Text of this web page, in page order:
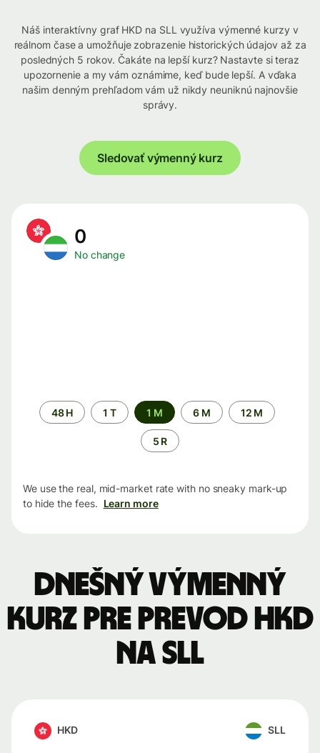
Náš interaktívny graf HKD na SLL využíva výmenné kurzy v
reálnom čase a umožňuje zobrazenie historických údajov až za
posledných 5 rokov. Čakáte na lepší kurz? Nastavte si teraz
upozornenie a my vám oznámime, keď bude lepší. A vďaka
našim denným prehľadom vám už nikdy neuniknú najnovšie
správy.
Sledovať výmenný kurz
0
No change
Time
period
48 H 1 T 1 M 6 M 12 M
5 R
We use the real, mid-market rate with no sneaky mark-up
to hide the fees. Learn more
Dnešný výmenný
kurz pre prevod HKD
na SLL
HKD SLL